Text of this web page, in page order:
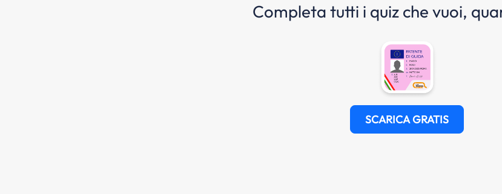
Completa tutti i quiz che vuoi,
SCARICA GRATIS